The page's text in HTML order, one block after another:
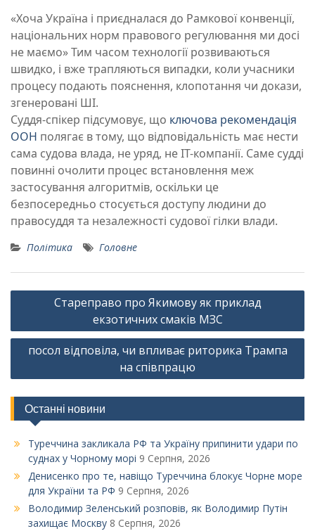
«Хоча Україна і приєдналася до Рамкової конвенції,
національних норм правового регулювання ми досі
не маємо» Тим часом технології розвиваються
швидко, і вже трапляються випадки, коли учасники
процесу подають пояснення, клопотання чи докази,
згенеровані ШІ.
Суддя-спікер підсумовує, що ключова рекомендація
ООН полягає в тому, що відповідальність має нести
сама судова влада, не уряд, не ІТ-компанії. Саме судді
повинні очолити процес встановлення меж
застосування алгоритмів, оскільки це
безпосередньо стосується доступу людини до
правосуддя та незалежності судової гілки влади.
Політика Головне
Навігація
Стареправо про Якимову як приклад
екзотичних смаків МЗС
посол відповіла, чи впливає риторика Трампа
на співпрацю
Останні новини
Туреччина закликала РФ та Україну припинити удари по
суднах у Чорному морі 9 Серпня, 2026
Денисенко про те, навіщо Туреччина блокує Чорне море
для України та РФ 9 Серпня, 2026
Володимир Зеленський розповів, як Володимир Путін
захищає Москву 8 Серпня, 2026